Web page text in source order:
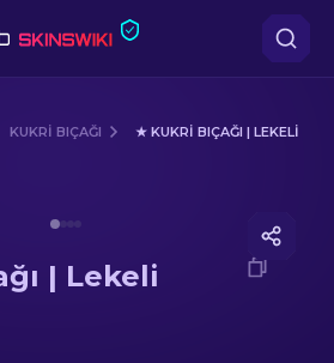
KUKRI BIÇAĞI ★ KUKRI BIÇAĞI | LEKELI
| Lekeli